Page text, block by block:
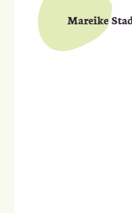
Mareike